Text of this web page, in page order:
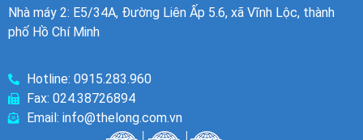
Nhà máy 2: E5/34A, Đường Liên Ấp 5.6, xã Vĩnh Lộc, thành
phố Hồ Chí Minh
Hotline: 0915.283.960
Fax: 024.38726894
Email: info@thelong.com.vn